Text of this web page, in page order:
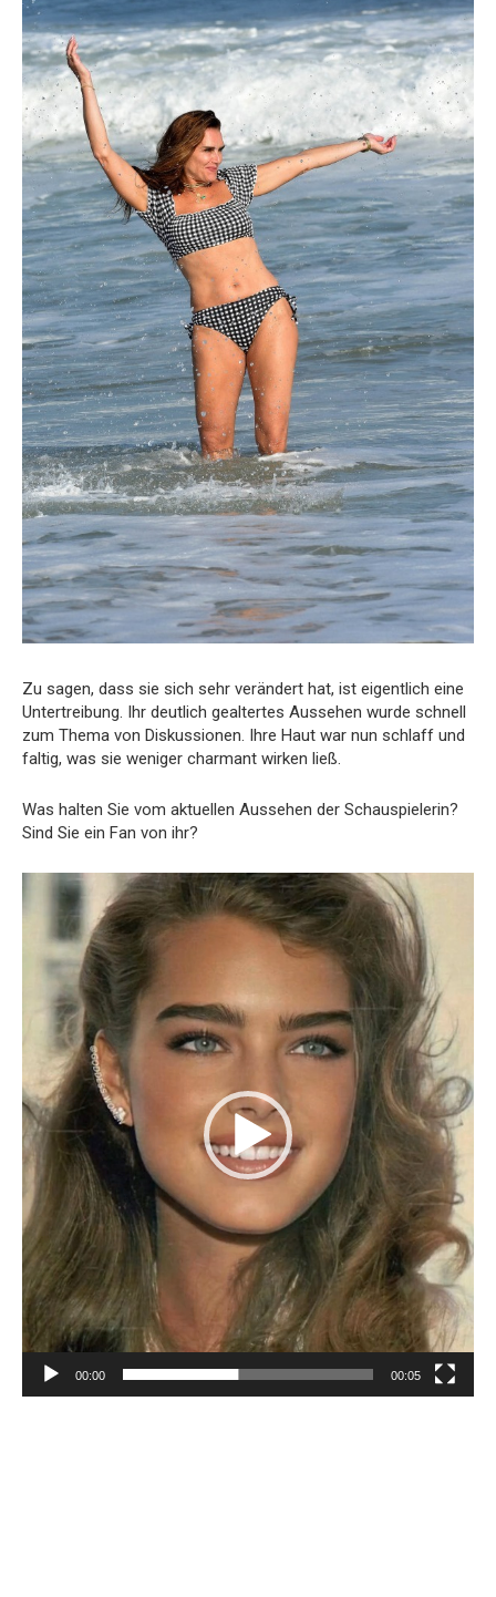
Zu sagen, dass sie sich sehr verändert hat, ist eigentlich eine
Untertreibung. Ihr deutlich gealtertes Aussehen wurde schnell
zum Thema von Diskussionen. Ihre Haut war nun schlaff und
faltig, was sie weniger charmant wirken ließ.
Was halten Sie vom aktuellen Aussehen der Schauspielerin?
Sind Sie ein Fan von ihr?
Video-
Player
00:00 00:05